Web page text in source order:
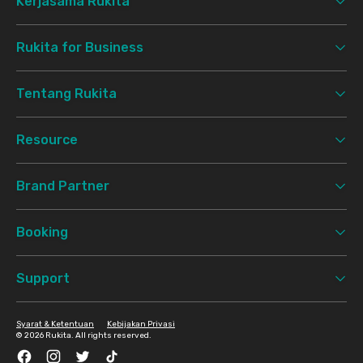
Rukita for Business
Tentang Rukita
Resource
Brand Partner
Booking
Support
© 2026 Rukita. All rights reserved.
Syarat & Ketentuan Kebijakan Privasi
FacebookInstagramTwitter TikTok